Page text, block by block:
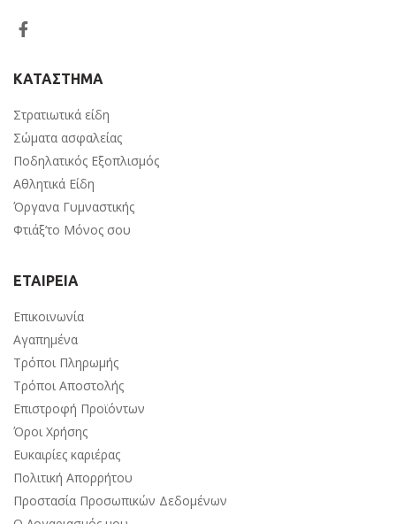
ΚΑΤΑΣΤΗΜΑ
Στρατιωτικά είδη
Σώματα ασφαλείας
Ποδηλατικός Εξοπλισμός
Αθλητικά Είδη
Όργανα Γυμναστικής
Φτιάξ’το Μόνος σου
ΕΤΑΙΡΕΙΑ
Επικοινωνία
Αγαπημένα
Τρόποι Πληρωμής
Τρόποι Αποστολής
Επιστροφή Προϊόντων
Όροι Χρήσης
Ευκαιρίες καριέρας
Πολιτική Απορρήτου
Προστασία Προσωπικών Δεδομένων